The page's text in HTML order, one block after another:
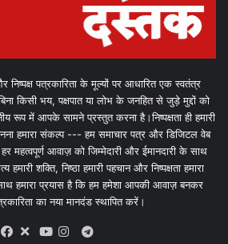
निष्पक्ष पत्रकारिता के मूल्यों पर आधारित एक स्वतंत्र
किसी भय, पक्षपात या लोभ के जनहित से जुड़े मुद्दों को
रूप में आपके सामने प्रस्तुत करना है।निष्पक्षता ही हमारी
हमारा संकल्प --- हम समाचार पत्र और डिजिटल वेब
महत्वपूर्ण आवाज़ को जिम्मेदारी और ईमानदारी के साथ
शक्ति, निष्ठा हमारी पहचान और निष्पक्षता हमारा
हमारा प्रयास है कि हम हमेशा आपकी आवाज़ बनकर
का नया मानदंड स्थापित करें।
X
Telegram